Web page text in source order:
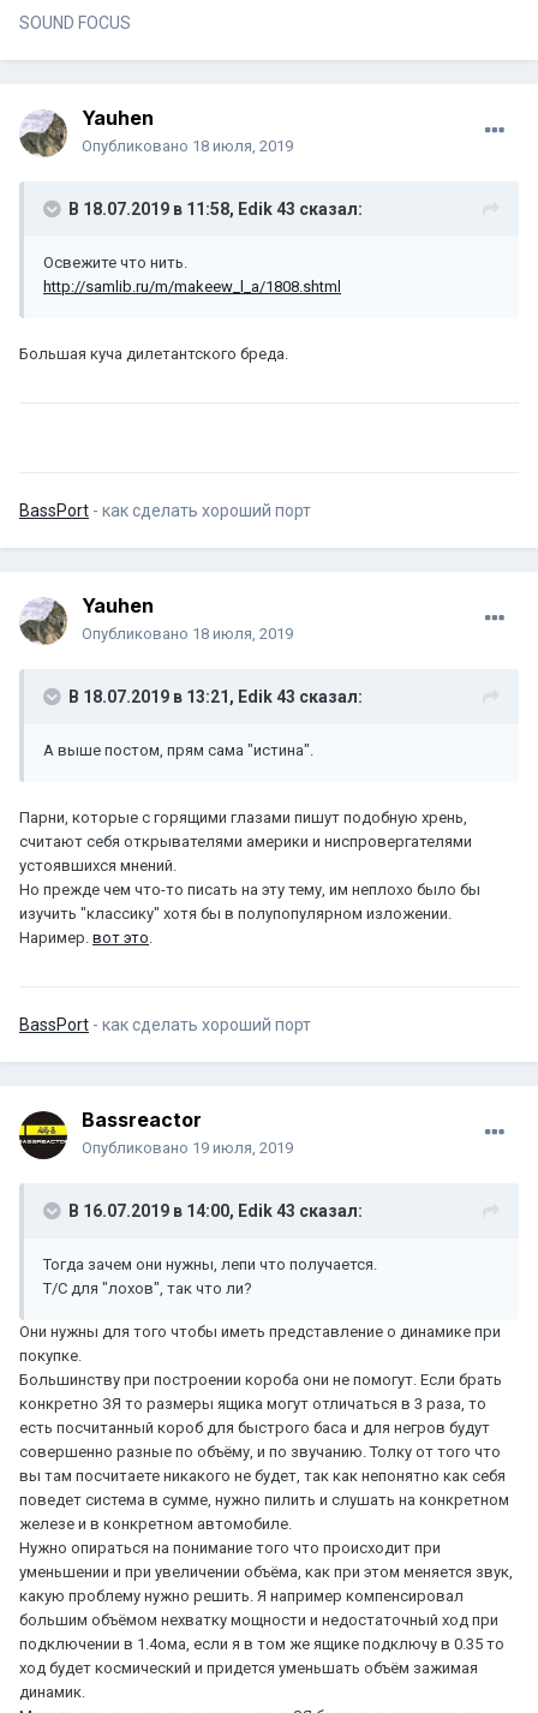
SOUND FOCUS
Yauhen
Опубликовано 18 июля, 2019
В 18.07.2019 в 11:58, Edik 43 сказал:
Освежите что нить.
http://samlib.ru/m/makeew_l_a/1808.shtml
Большая куча дилетантского бреда.
BassPort - как сделать хороший порт
Yauhen
Опубликовано 18 июля, 2019
В 18.07.2019 в 13:21, Edik 43 сказал:
А выше постом, прям сама "истина".
Парни, которые с горящими глазами пишут подобную хрень,
считают себя открывателями америки и ниспровергателями
устоявшихся мнений.
Но прежде чем что-то писать на эту тему, им неплохо было бы
изучить "классику" хотя бы в полупопулярном изложении.
Наример. вот это.
BassPort - как сделать хороший порт
Bassreactor
Опубликовано 19 июля, 2019
В 16.07.2019 в 14:00, Edik 43 сказал:
Тогда зачем они нужны, лепи что получается.
Т/С для "лохов", так что ли?
Они нужны для того чтобы иметь представление о динамике при
покупке.
Большинству при построении короба они не помогут. Если брать
конкретно ЗЯ то размеры ящика могут отличаться в 3 раза, то
есть посчитанный короб для быстрого баса и для негров будут
совершенно разные по объёму, и по звучанию. Толку от того что
вы там посчитаете никакого не будет, так как непонятно как себя
поведет система в сумме, нужно пилить и слушать на конкретном
железе и в конкретном автомобиле.
Нужно опираться на понимание того что происходит при
уменьшении и при увеличении объёма, как при этом меняется звук,
какую проблему нужно решить. Я например компенсировал
большим объёмом нехватку мощности и недостаточный ход при
подключении в 1.4ома, если я в том же ящике подключу в 0.35 то
ход будет космический и придется уменьшать объём зажимая
динамик.